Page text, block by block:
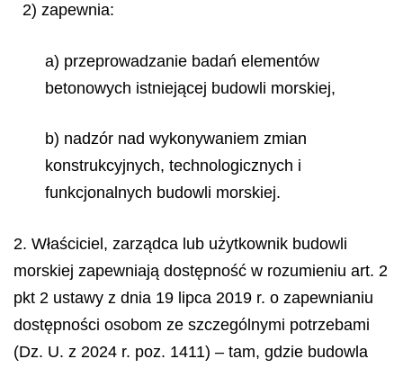
2) zapewnia:
a) przeprowadzanie badań elementów
betonowych istniejącej budowli morskiej,
b) nadzór nad wykonywaniem zmian
konstrukcyjnych, technologicznych i
funkcjonalnych budowli morskiej.
2. Właściciel, zarządca lub użytkownik budowli
morskiej zapewniają dostępność w rozumieniu art. 2
pkt 2 ustawy z dnia 19 lipca 2019 r. o zapewnianiu
dostępności osobom ze szczególnymi potrzebami
(Dz. U. z 2024 r. poz. 1411) – tam, gdzie budowla